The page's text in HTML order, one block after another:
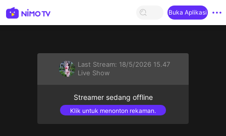
Buka Aplikasi
Last Stream: 18/5/2026 15.47
Live Show
Streamer sedang offline
Klik untuk menonton rekaman.